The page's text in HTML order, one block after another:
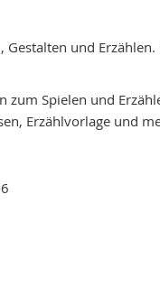
Gestalten und
zum Spielen und
Erzählvorlage und